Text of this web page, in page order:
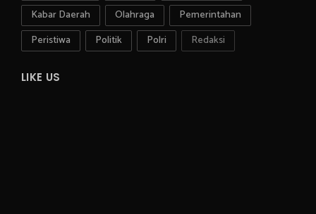
Kabar Daerah
Olahraga
Pemerintahan
Peristiwa
Politik Polri Redaksi
LIKE US